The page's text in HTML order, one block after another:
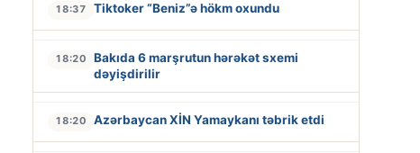
18:37 Tiktoker “Beniz”ə hökm oxundu
18:20
Bakıda 6 marşrutun hərəkət sxemi
dəyişdirilir
18:20 Azərbaycan XİN Yamaykanı təbrik etdi